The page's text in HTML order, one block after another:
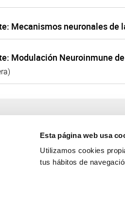
Esta página web usa
Utilizamos cookies
tus hábitos de
Mecanismos neuronales de
Modulación Neuroinmune